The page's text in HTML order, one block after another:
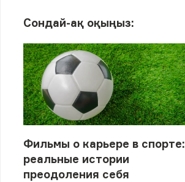
Сондай-ақ оқыңыз:
Фильмы о карьере в спорте:
реальные истории
преодоления себя